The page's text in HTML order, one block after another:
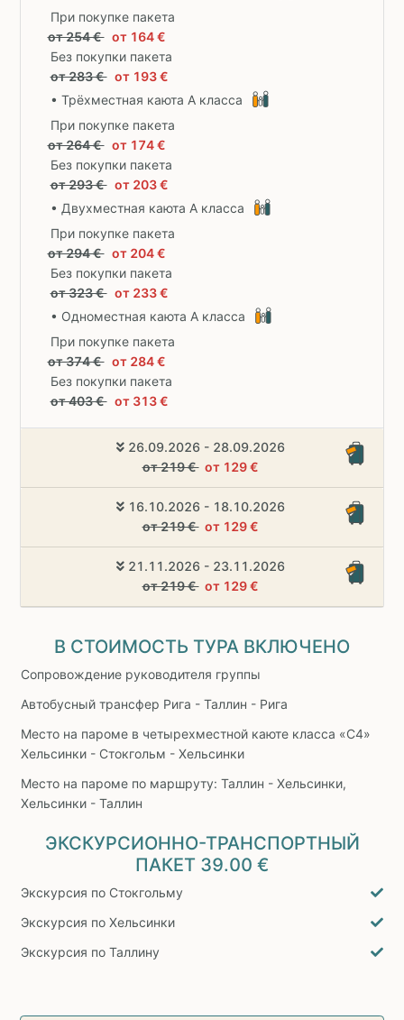
При покупке пакета
от 254 € от 164 €
Без покупки пакета
от 283 € от 193 €
• Трёхместная каюта A класса
При покупке пакета
от 264 € от 174 €
Без покупки пакета
от 293 € от 203 €
• Двухместная каюта A класса
При покупке пакета
от 294 € от 204 €
Без покупки пакета
от 323 € от 233 €
• Одноместная каюта A класса
При покупке пакета
от 374 € от 284 €
Без покупки пакета
от 403 € от 313 €
26.09.2026 - 28.09.2026
от 219 €от 129 €
16.10.2026 - 18.10.2026
от 219 €от 129 €
21.11.2026 - 23.11.2026
от 219 €от 129 €
В СТОИМОСТЬ ТУРА ВКЛЮЧЕНО
Сопровождение руководителя группы
Автобусный трансфер Рига - Таллин - Рига
Место на пароме в четырехместной каюте класса «С4»
Хельсинки - Стокгольм - Хельсинки
Место на пароме по маршруту: Таллин - Хельсинки,
Хельсинки - Таллин
ЭКСКУРСИОННО-ТРАНСПОРТНЫЙ
ПАКЕТ 39.00 €
Экскурсия по Стокгольму
Экскурсия по Хельсинки
Экскурсия по Таллину